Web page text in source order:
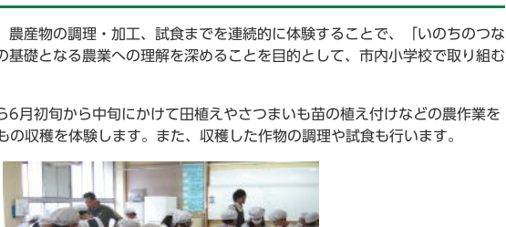
産物の調理・加工、試食までを連続的に体験することで、「いのちのつな
基礎となる農業への理解を深めることを目的として、市内小学校で取り組む
月初旬から中旬にかけて田植えやさつまいも苗の植え付けなどの農作業を
収穫を体験します。また、収穫した作物の調理や試食も行います。